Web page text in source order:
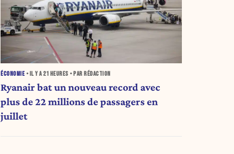
ÉCONOMIE • IL Y A21 HEURES • PAR RÉDACTION
Ryanair bat un nouveau record avec
plus de 22 millions de passagers en
juillet